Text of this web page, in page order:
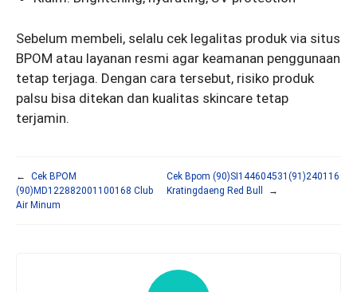
Sebelum membeli, selalu cek legalitas produk via situs
BPOM atau layanan resmi agar keamanan penggunaan
tetap terjaga. Dengan cara tersebut, risiko produk
palsu bisa ditekan dan kualitas skincare tetap
terjamin.
←
Cek BPOM
(90)MD122882001100168 Club
Air Minum
Cek Bpom (90)SI144604531(91)240116
Kratingdaeng Red Bull
→